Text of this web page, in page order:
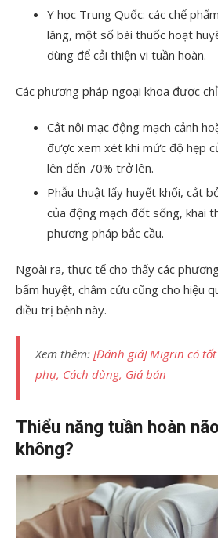
Y học Trung Quốc: các chế
lăng, một số bài thuốc hoạt
dùng để cải thiện vi tuần hoàn.
Các phương pháp ngoại khoa được
Cắt nội mạc động mạch cảnh
được xem xét khi mức độ hẹp
lên đến 70% trở lên.
Phẫu thuật lấy huyết khối, cắt
của động mạch đốt sống, khai
phương pháp bắc cầu.
Ngoài ra, thực tế cho thấy các
bấm huyệt, châm cứu cũng cho hiệu
điều trị bệnh này.
Xem thêm: [Đánh giá] Migrin có tốt
phụ, Cách dùng, Giá bán
Thiểu năng tuần hoàn
không?